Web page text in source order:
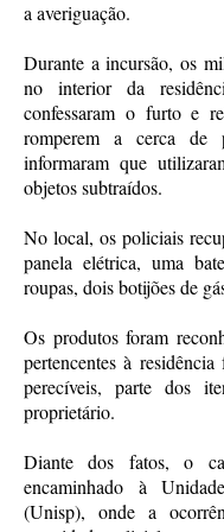
a averiguação.
Durante a incursão, os
no interior da
confessaram o furto e
romperem a cerca de
informaram que
objetos subtraídos.
No local, os policiais
panela elétrica, uma
roupas, dois botijões de
Os produtos foram
pertencentes à
perecíveis, parte dos
proprietário.
Diante dos fatos, o
encaminhado à
(Unisp), onde a